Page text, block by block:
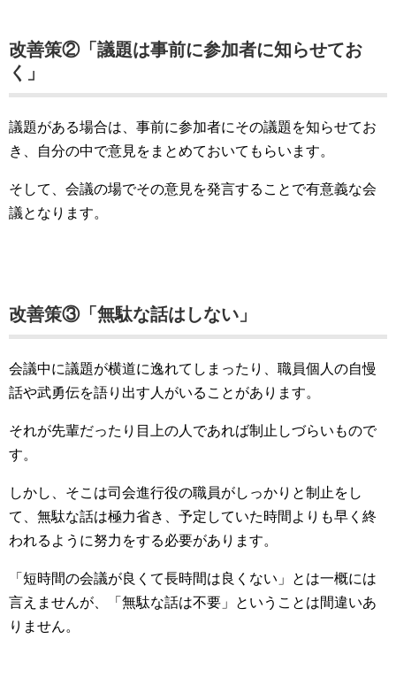
改善策②「議題は事前に参加者に知らせてお
く」
議題がある場合は、事前に参加者にその議題を知らせてお
き、自分の中で意見をまとめておいてもらいます。
そして、会議の場でその意見を発言することで有意義な会
議となります。
改善策③「無駄な話はしない」
会議中に議題が横道に逸れてしまったり、職員個人の自慢
話や武勇伝を語り出す人がいることがあります。
それが先輩だったり目上の人であれば制止しづらいもので
す。
しかし、そこは司会進行役の職員がしっかりと制止をし
て、無駄な話は極力省き、予定していた時間よりも早く終
われるように努力をする必要があります。
「短時間の会議が良くて長時間は良くない」とは一概には
言えませんが、「無駄な話は不要」ということは間違いあ
りません。